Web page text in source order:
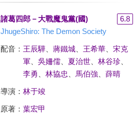
諸葛四郎－大戰魔鬼黨(國)
6.8
JhugeShiro: The Demon Society
配音： 王辰驊、 蔣鐵城、 王希華、 宋克
軍、 吳姍儒、 夏治世、 林谷珍、
李勇
林協忠 馬伯強 薛晴
導演： 林于竣
原著： 葉宏甲